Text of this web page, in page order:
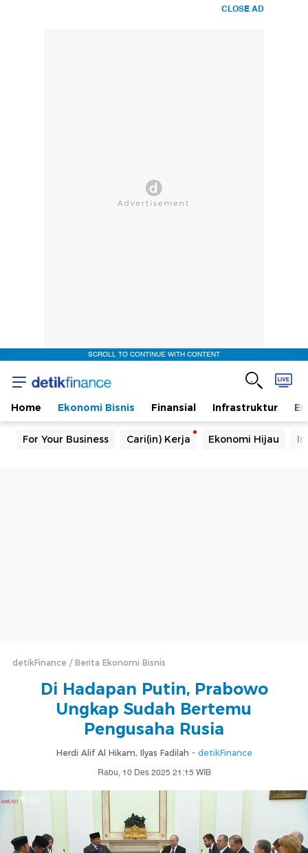
CLOSE AD
SCROLL TO CONTINUE WITH CONTENT
Home Ekonomi Bisnis Finansial Infrastruktur
For Your Business Cari(in) Kerja Ekonomi Hijau
detikFinance Berita Ekonomi Bisnis
Di Hadapan Putin, Prabowo
Ungkap Sudah Bertemu
Pengusaha Rusia
Herdi Alif Al Hikam, Ilyas Fadilah - detikFinance
Rabu, 10 Des 2025 21:15 WIB